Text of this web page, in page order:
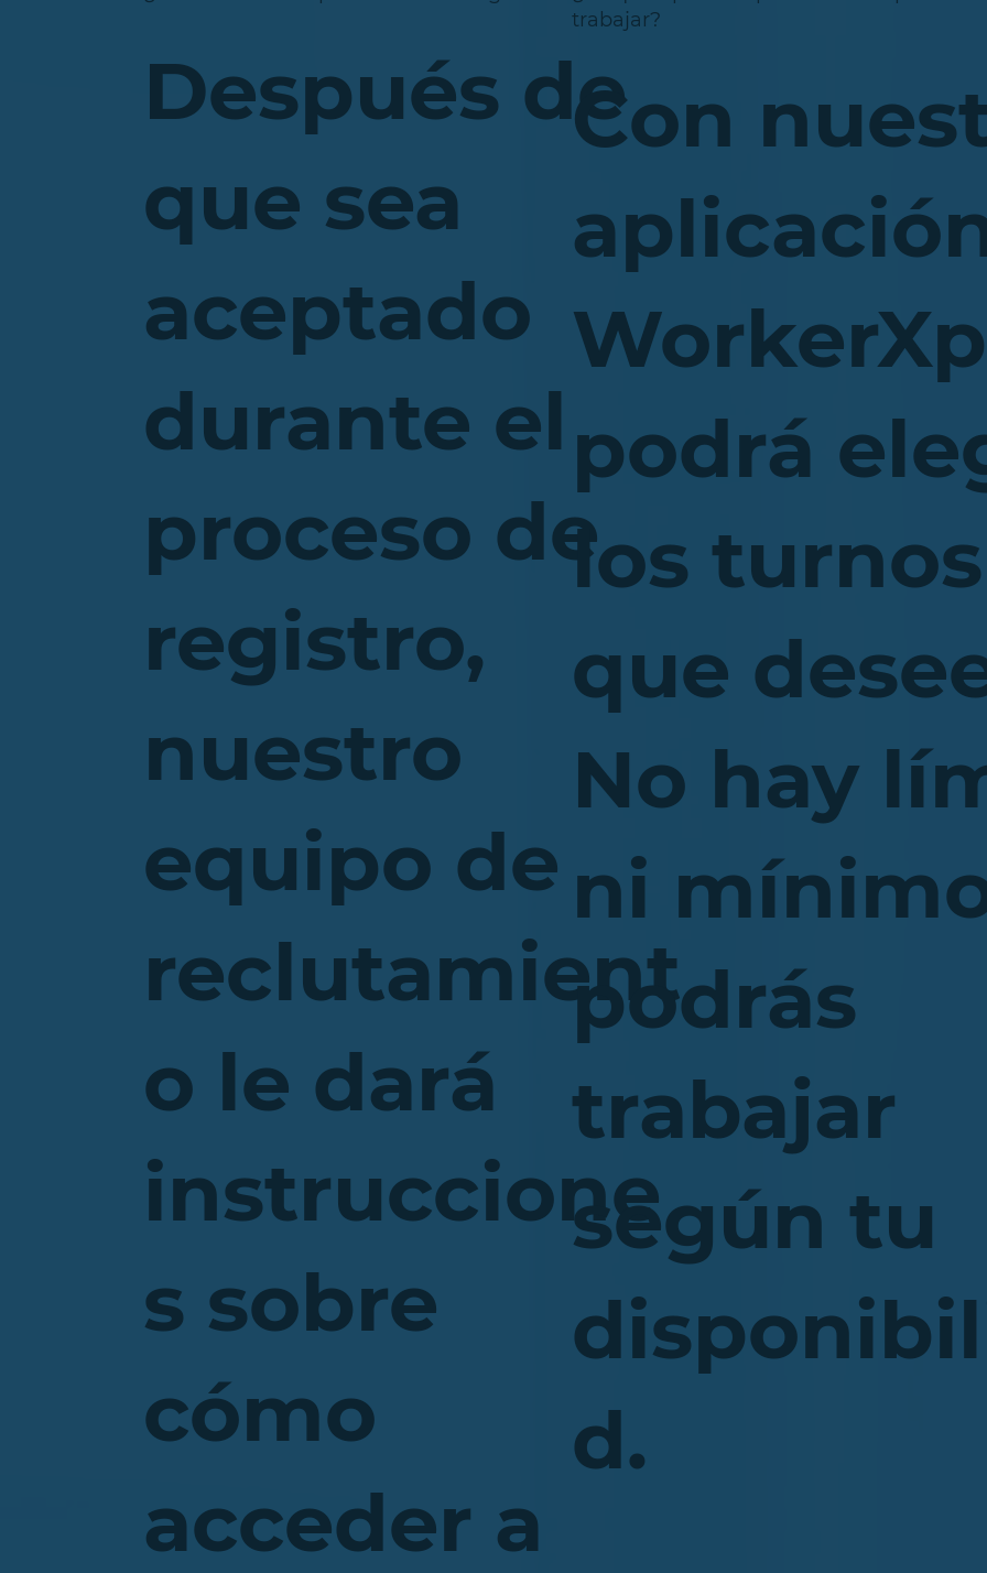
Después de
que sea
aceptado
durante el
proceso de
registro,
nuestro
equipo de
reclutamient
o le dará
instruccione
s sobre
cómo
acceder a
trabajar?
Con
podrá
los turnos
que
No hay
ni
podrás
trabajar
según tu
d.